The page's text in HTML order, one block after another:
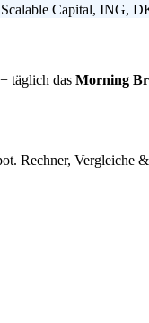
Capital, ING,
täglich das Morning
Rechner,